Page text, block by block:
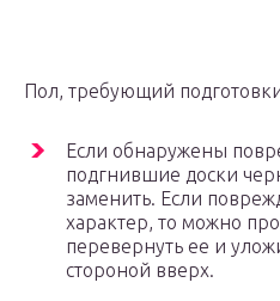
Пол, требующий
Если обнаружены
подгнившие доски
заменить. Если
характер, то можно
перевернуть ее и
стороной вверх.